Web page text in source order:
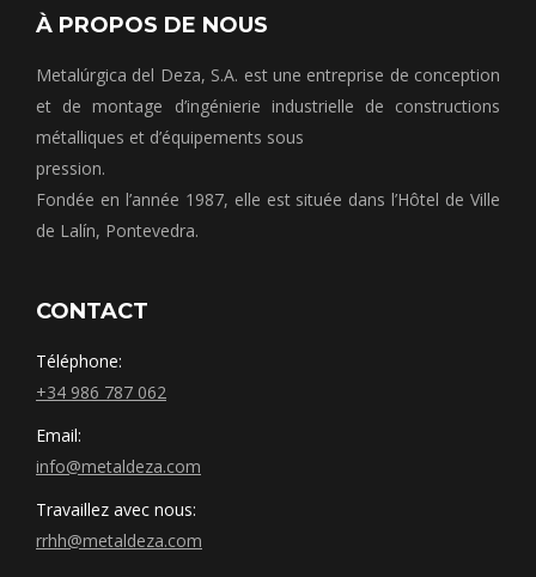
À PROPOS DE NOUS
Metalúrgica del Deza, S.A. est une entreprise de conception
et de montage d’ingénierie industrielle de constructions
métalliques et d’équipements sous
pression.
Fondée en l’année 1987, elle est située dans l’Hôtel de Ville
de Lalín, Pontevedra.
CONTACT
Téléphone:
+34 986 787 062
Email:
info@metaldeza.com
Travaillez avec nous:
rrhh@metaldeza.com